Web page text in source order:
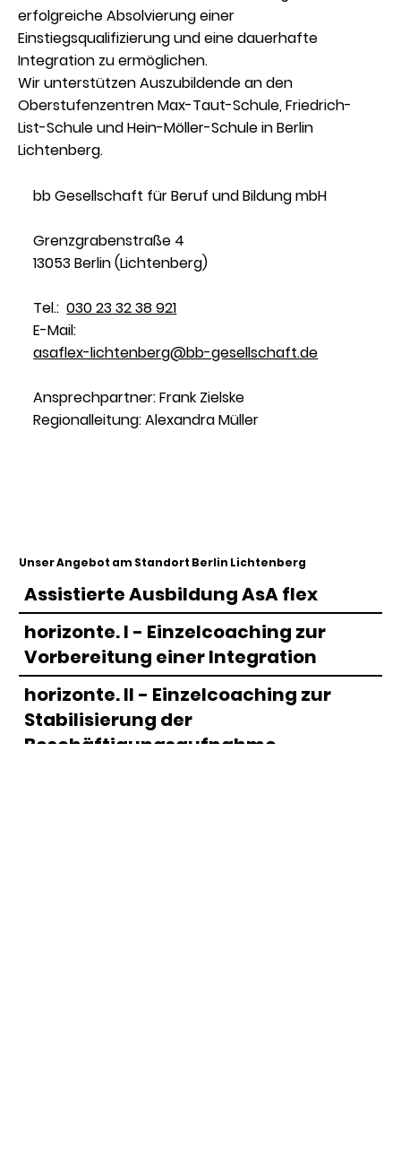
erfolgreiche Absolvierung einer
Einstiegsqualifizierung und eine dauerhafte
Integration zu ermöglichen.
Wir unterstützen Auszubildende an den
Oberstufenzentren Max-Taut-Schule, Friedrich-
List-Schule und Hein-Möller-Schule in Berlin
Lichtenberg.
bb Gesellschaft für Beruf und Bildung mbH
Grenzgrabenstraße 4
13053 Berlin (Lichtenberg)
Tel.:030 23 32 38 921
E-Mail:
asaflex-lichtenberg@bb-gesellschaft.de
Ansprechpartner: Frank Zielske
Regionalleitung: Alexandra Müller
Unser Angebot am Standort Berlin Lichtenberg
Assistierte Ausbildung AsA flex
horizonte. I - Einzelcoaching zur
Vorbereitung einer Integration
horizonte. II - Einzelcoaching zur
Stabilisierung der
Beschäftigungsaufnahme